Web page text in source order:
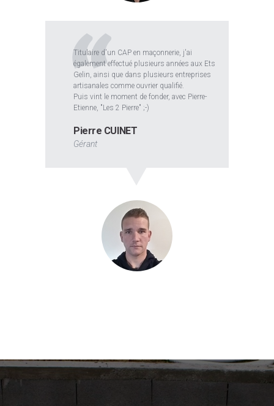
Titulaire d'un CAP en maçonnerie, j'ai
également effectué plusieurs années aux Ets
Gelin, ainsi que dans plusieurs entreprises
artisanales comme ouvrier qualifié.
Puis vint le moment de fonder, avec Pierre-
Etienne, "Les 2 Pierre" ;-)
Pierre CUINET
Gérant